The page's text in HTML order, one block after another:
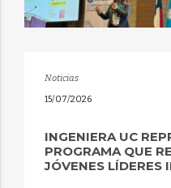
Noticias
15/07/2026
INGENIERA UC
PROGRAMA QUE
JÓVENES LÍDERES